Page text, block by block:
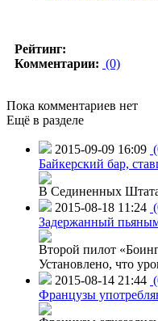
Рейтинг:
Комментарии: (0)
Пока комментариев нет
Ещё в разделе
2015-09-09 16:09
Байкерский бар,
В Сединенных
2015-08-18 11:24
Задержанный
Второй пилот
Установлено, что
2015-08-14 21:44
Французы